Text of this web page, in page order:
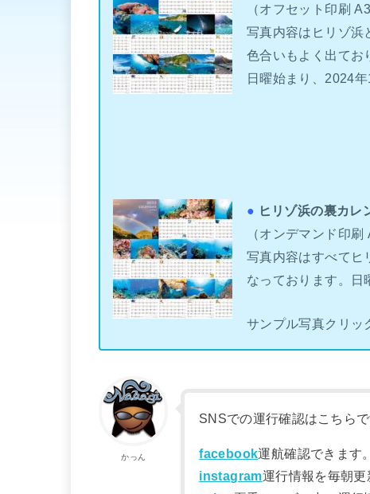
（オフセット印刷
写真内容はヒリゾ浜
色合いもよく出てお
日曜始まり、2024
● ヒリゾ浜の裏カレ
（オンデマンド印
写真内容はすべてヒ
なっております。
サンプル写真クリッ
かっん
SNSでの運行確認はこちら
facebook運航確認できます
instagram運行情報を毎朝